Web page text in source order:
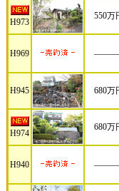
H973
550万
H969
H945 680万
H974
680万
H940